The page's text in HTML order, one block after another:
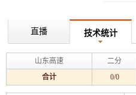
直播 技术统计
山东高速 二分
合计
0/0